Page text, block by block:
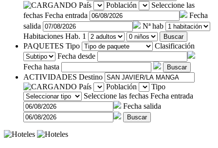
País
Población
Seleccione las
fechas Fecha entrada
Fecha
salida
Nª hab
Habitaciones Hab. 1 Buscar
PAQUETES Tipo
Clasificación
Fecha desde
Fecha hasta
Buscar
ACTIVIDADES Destino
País
Población
Tipo
Seleccione las fechas Fecha entrada
Fecha salida
Buscar